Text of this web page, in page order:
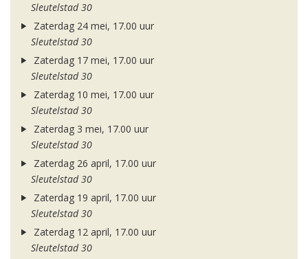
Sleutelstad 30
Zaterdag 24 mei, 17.00 uur
Sleutelstad 30
Zaterdag 17 mei, 17.00 uur
Sleutelstad 30
Zaterdag 10 mei, 17.00 uur
Sleutelstad 30
Zaterdag 3 mei, 17.00 uur
Sleutelstad 30
Zaterdag 26 april, 17.00 uur
Sleutelstad 30
Zaterdag 19 april, 17.00 uur
Sleutelstad 30
Zaterdag 12 april, 17.00 uur
Sleutelstad 30